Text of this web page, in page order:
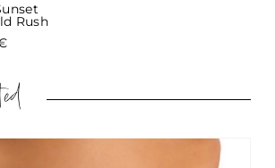
Rush